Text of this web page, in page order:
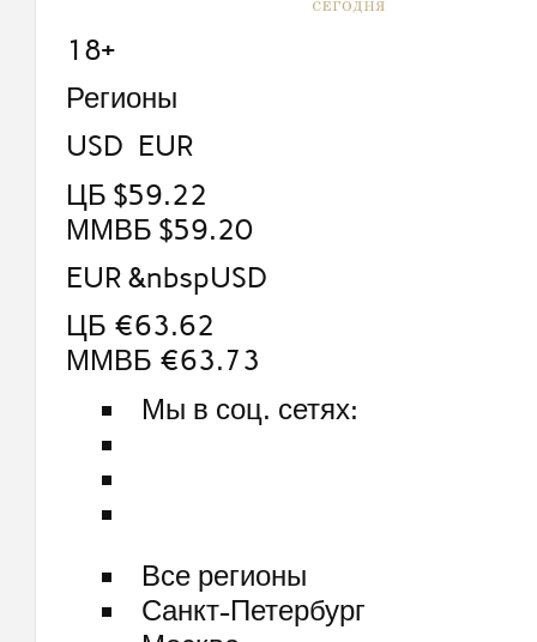
18+
Регионы
USD EUR
ЦБ $59.22
ММВБ $59.20
EUR &nbspUSD
ЦБ €63.62
ММВБ €63.73
Мы в соц. сетях:
Все регионы
Санкт-Петербург